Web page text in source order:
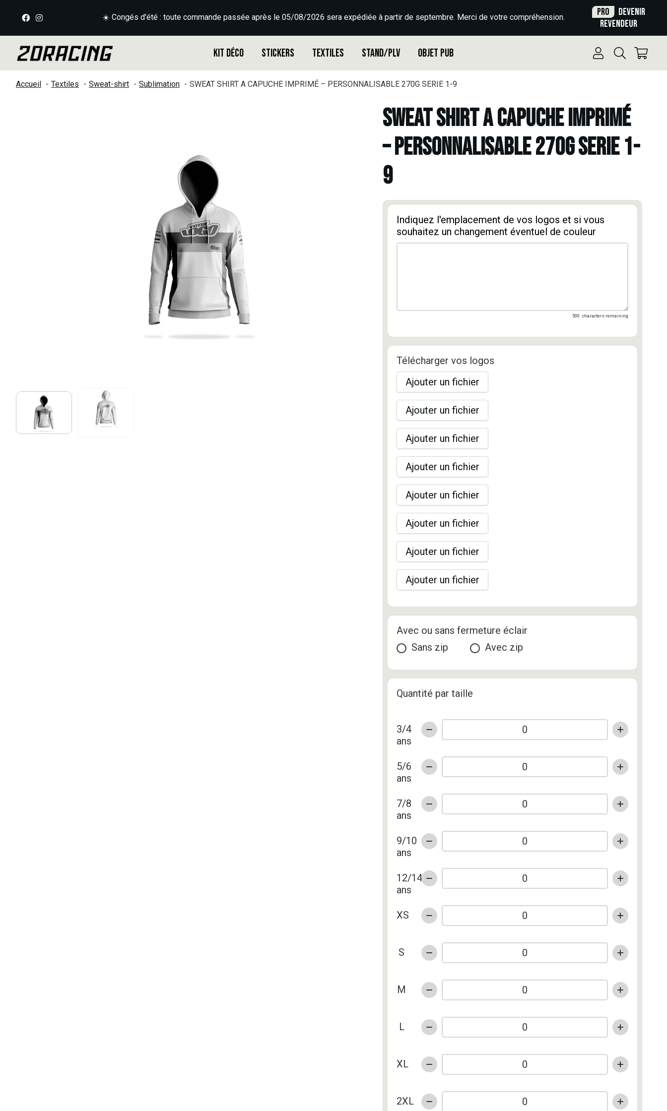
☀️ Congés d'été : toute commande passée après le 05/08/2026 sera expédiée à partir de septembre. Merci de votre compréhension. Pro
Devenir
revendeur
Kit déco Stickers Textiles Stand/PLV Objet Pub
Accueil Textiles Sweat-shirt Sublimation SWEAT SHIRT A CAPUCHE IMPRIMÉ – PERSONNALISABLE 270G SERIE 1-9
SWEAT SHIRT A CAPUCHE IMPRIMÉ
– PERSONNALISABLE 270G SERIE 1-
9
Indiquez l'emplacement de vos logos et si vous
souhaitez un changement éventuel de couleur
500 characters remaining
Télécharger vos logos
Ajouter un fichier
Ajouter un fichier
Ajouter un fichier
Ajouter un fichier
Ajouter un fichier
Ajouter un fichier
Ajouter un fichier
Ajouter un fichier
Avec ou sans fermeture éclair
Sans zip
Avec zip
Quantité par taille
3/4
ans
5/6
ans
7/8
ans
9/10
ans
12/14
ans
XS
S
M
L
XL
2XL